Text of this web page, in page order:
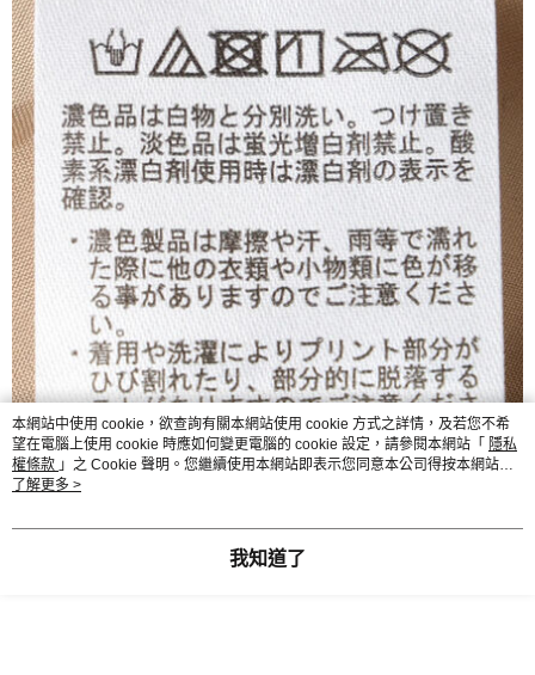
本網站中使用 cookie，欲查詢有關本網站使用 cookie 方式之詳情，及若您不希
望在電腦上使用 cookie 時應如何變更電腦的 cookie 設定，請參閱本網站「 隱私
權條款 」之 Cookie 聲明。您繼續使用本網站即表示您同意本公司得按本網站使
用條款之 Cookie 聲明使用 cookie。
了解更多 >
我知道了